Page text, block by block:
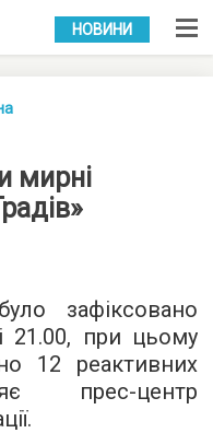
УКР РУС
НОВИНИ
мирні
зафіксовано
21.00, при цьому
12 реактивних
прес-центр